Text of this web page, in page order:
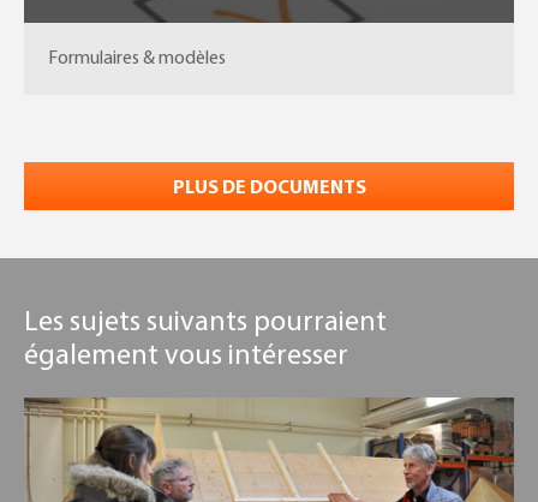
Formulaires & modèles
PLUS DE DOCUMENTS
Les sujets suivants pourraient
également vous intéresser